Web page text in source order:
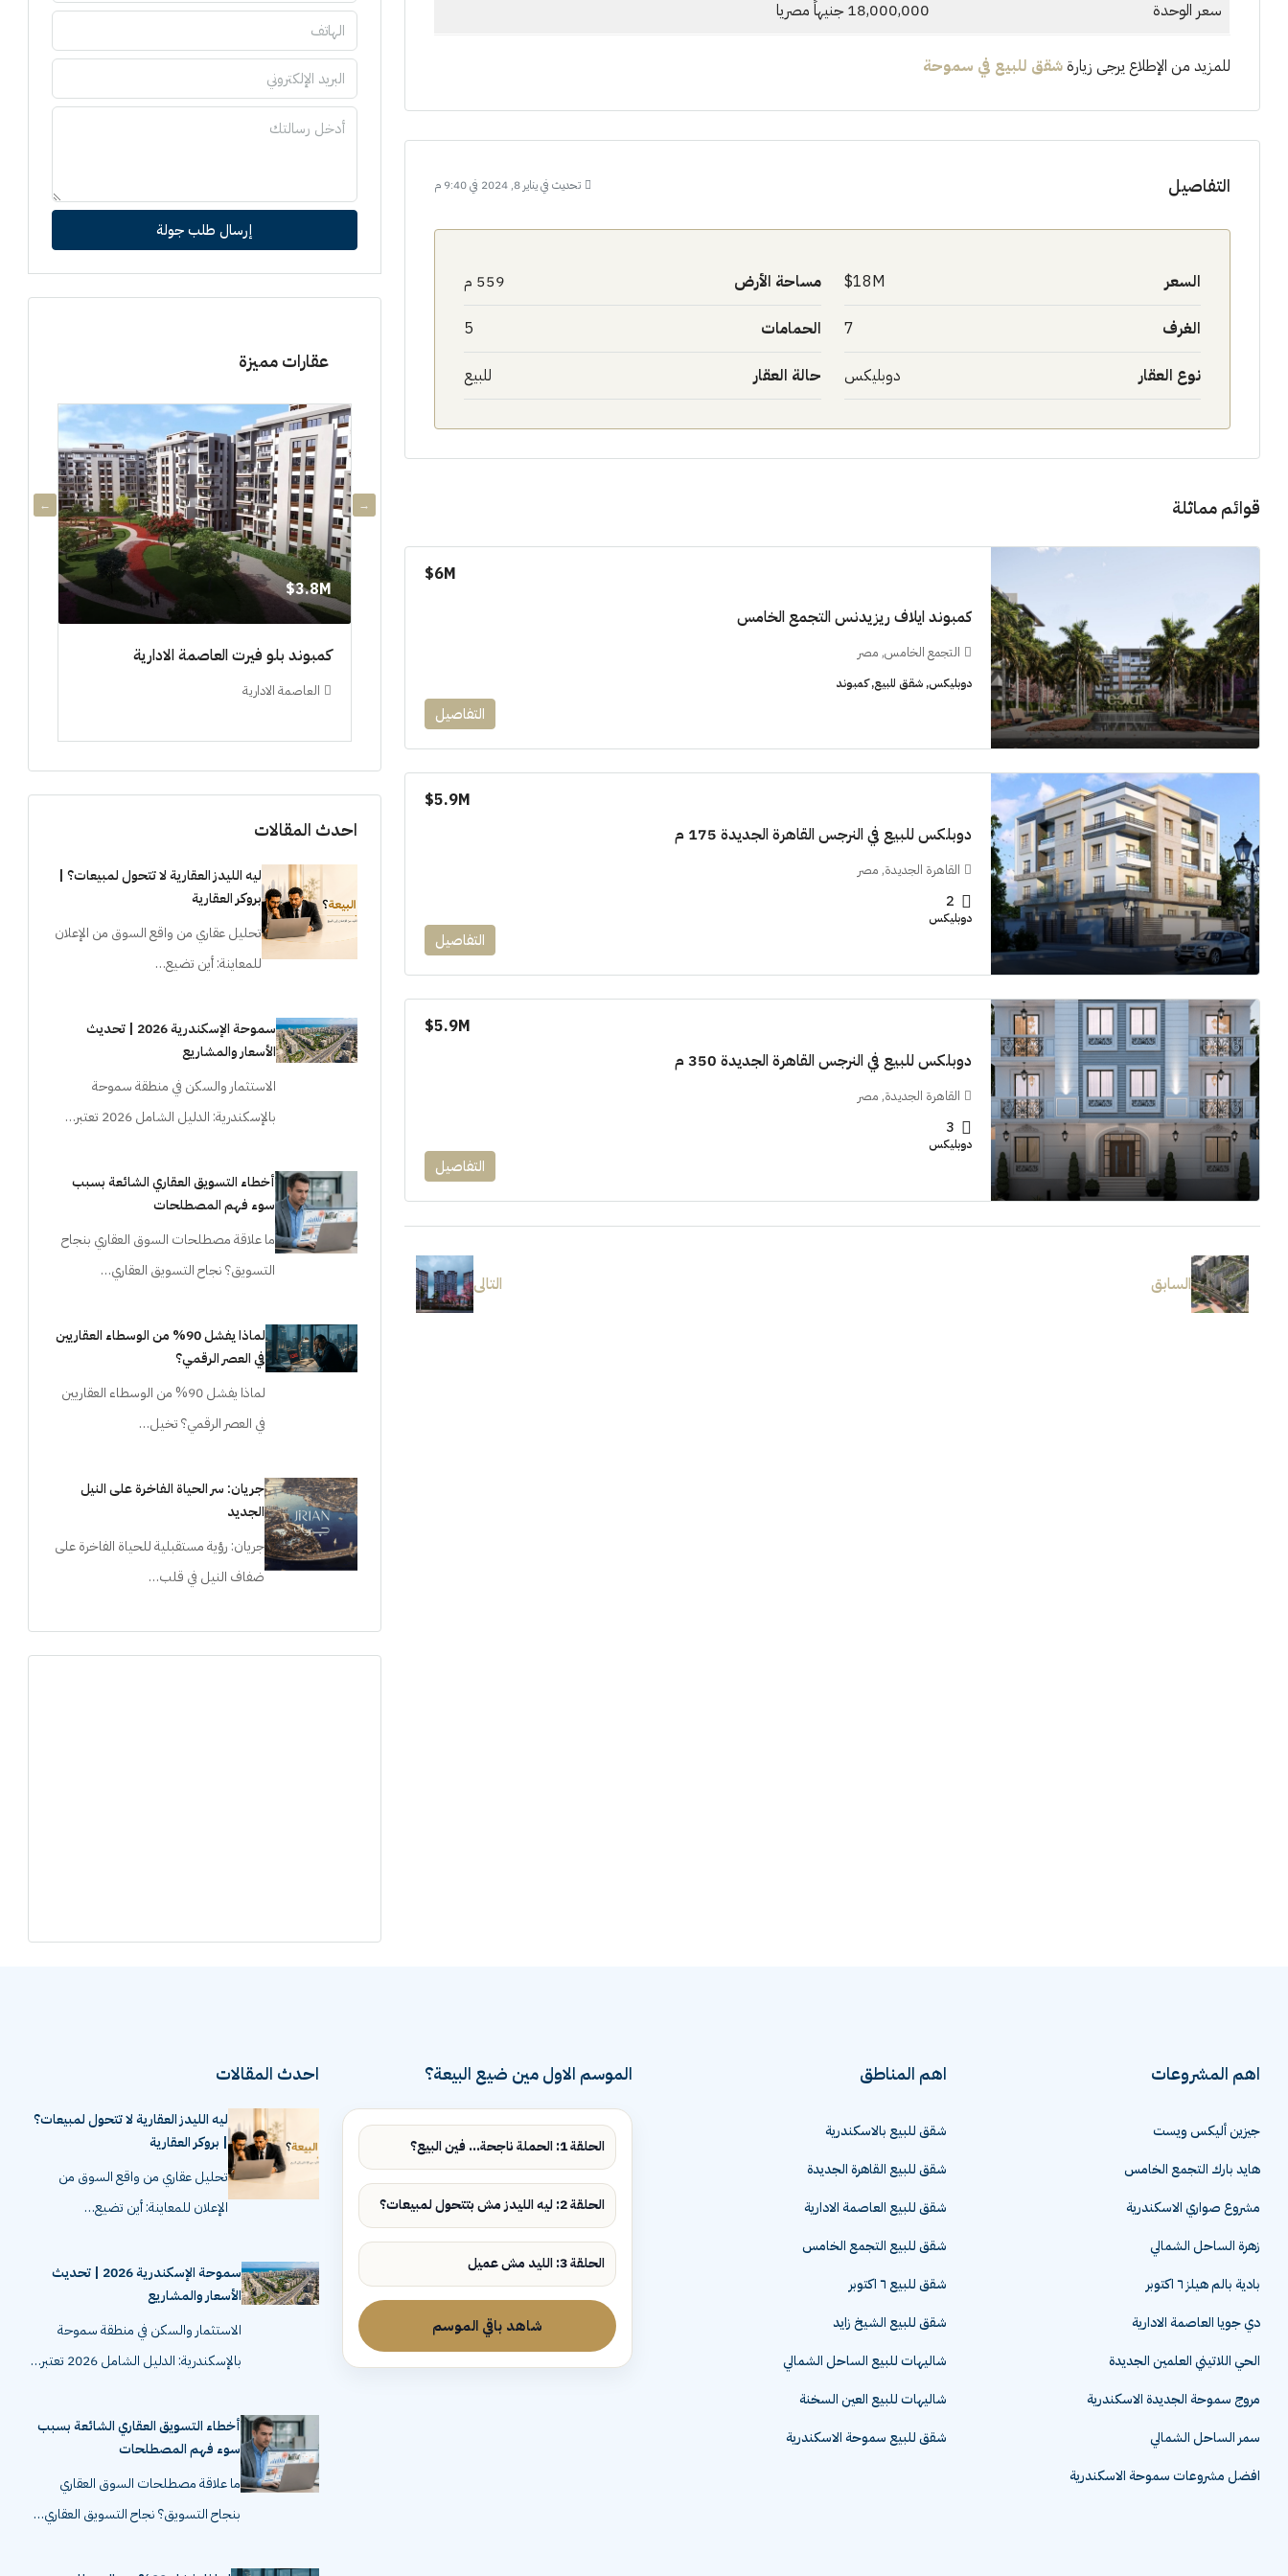
سعر الوحدة 18,000,000 جنيهاً مصريا
للمزيد من الإطلاع يرجى زيارةشقق للبيع في سموحة
التفاصيل تحديث في يناير 8, 2024 في 9:40 م
السعر 18M$ مساحة الأرض 559 م
الغرف 7 الحمامات 5
نوع العقار دوبليكس حالة العقار للبيع
قوائم مماثلة
كمبوند ايلاف ريزيدنس التجمع الخامس
6M$
التجمع الخامس, مصر
دوبليكس, شقق للبيع, كمبوند
التفاصيل
دوبلكس للبيع في النرجس القاهرة الجديدة 175 م
5.9M$
القاهرة الجديدة, مصر
2
دوبليكس
التفاصيل
دوبلكس للبيع في النرجس القاهرة الجديدة 350 م
5.9M$
القاهرة الجديدة, مصر
3
دوبليكس
التفاصيل
السابق التالى
إرسال طلب جولة
عقارات مميزة
سنوات [ابراج ساويرس]
شقق للبيع, فلل, كمبوند شقق للبيع, كمبوند
3.8M$
كمبوند بلو فيرت العاصمة الادارية
العاصمة الادارية
احدث المقالات
ليه الليدز العقارية لا تتحول لمبيعات؟ |
بروكر العقارية
تحليل عقاري من واقع السوق من الإعلان
للمعاينة: أين تضيع…
سموحة الإسكندرية 2026 | تحديث
الأسعار والمشاريع
الاستثمار والسكن في منطقة سموحة
بالإسكندرية: الدليل الشامل 2026 تعتبر…
أخطاء التسويق العقاري الشائعة بسبب
سوء فهم المصطلحات
ما علاقة مصطلحات السوق العقاري بنجاح
التسويق؟ نجاح التسويق العقاري…
لماذا يفشل 90% من الوسطاء العقاريين
في العصر الرقمي؟
لماذا يفشل 90% من الوسطاء العقاريين
في العصر الرقمي؟ تخيل…
جريان: سر الحياة الفاخرة على النيل
الجديد
جريان: رؤية مستقبلية للحياة الفاخرة على
ضفاف النيل في قلب…
اهم المشروعات
جيزين أليكس ويست
هايد بارك التجمع الخامس
مشروع صواري الاسكندرية
زهرة الساحل الشمالي
بادية بالم هيلز ٦ اكتوبر
دي جويا العاصمة الادارية
الحي اللاتيني العلمين الجديدة
مروج سموحة الجديدة الاسكندرية
سمر الساحل الشمالي
افضل مشروعات سموحة الاسكندرية
اهم المناطق
شقق للبيع بالاسكندرية
شقق للبيع القاهرة الجديدة
شقق للبيع العاصمة الادارية
شقق للبيع التجمع الخامس
شقق للبيع ٦ اكتوبر
شقق للبيع الشيخ زايد
شاليهات للبيع الساحل الشمالي
شاليهات للبيع العين السخنة
شقق للبيع سموحة الاسكندرية
الموسم الاول مين ضيع البيعة؟
الحلقة 1: الحملة ناجحة... فين البيع؟
الحلقة 2: ليه الليدز مش بتتحول لمبيعات؟
الحلقة 3: الليد مش عميل
شاهد باقي الموسم
احدث المقالات
ليه الليدز العقارية لا تتحول لمبيعات؟
| بروكر العقارية
تحليل عقاري من واقع السوق من
الإعلان للمعاينة: أين تضيع…
سموحة الإسكندرية 2026 | تحديث
الأسعار والمشاريع
الاستثمار والسكن في منطقة سموحة
بالإسكندرية: الدليل الشامل 2026 تعتبر…
أخطاء التسويق العقاري الشائعة بسبب
سوء فهم المصطلحات
ما علاقة مصطلحات السوق العقاري
بنجاح التسويق؟ نجاح التسويق العقاري…